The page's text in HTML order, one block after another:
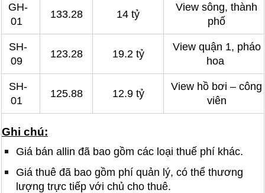
GH-
01
133.28 14 tỷ
View sông, thành
phố
SH-
09
123.28 19.2 tỷ
View quận 1, pháo
hoa
SH-
01
125.88 12.9 tỷ
View hồ bơi – công
viên
Ghi chú:
Giá bán allin đã bao gồm các loại thuế phí khác.
Giá thuê đã bao gồm phí quản lý, có thể thương
lượng trực tiếp với chủ cho thuê.